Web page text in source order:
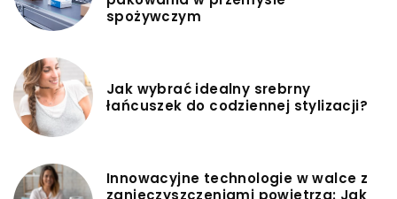
spożywczym
Jak wybrać idealny srebrny
łańcuszek do codziennej stylizacji?
Innowacyjne technologie w walce z
zanieczyszczeniami powietrza: Jak